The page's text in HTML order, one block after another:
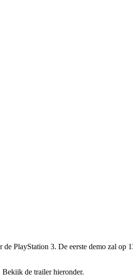
PlayStation 3. De eerste demo zal op
de trailer hieronder.